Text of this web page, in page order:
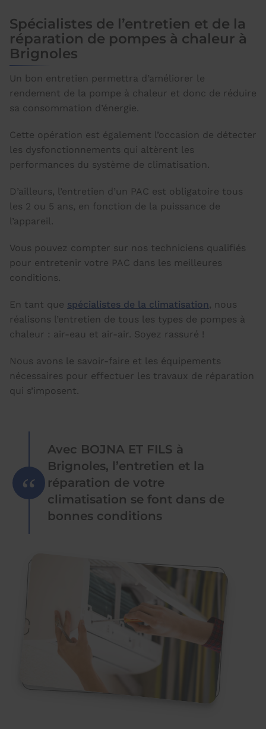
Spécialistes de l’entretien et de la
réparation de pompes à chaleur à
Brignoles
Un bon entretien permettra d’améliorer le
rendement de la pompe à chaleur et donc de réduire
sa consommation d’énergie.
Cette opération est également l’occasion de détecter
les dysfonctionnements qui altèrent les
performances du système de climatisation.
D’ailleurs, l’entretien d’un PAC est obligatoire tous
les 2 ou 5 ans, en fonction de la puissance de
l’appareil.
Vous pouvez compter sur nos techniciens qualifiés
pour entretenir votre PAC dans les meilleures
conditions.
En tant que spécialistes de la climatisation, nous
réalisons l’entretien de tous les types de pompes à
chaleur : air-eau et air-air. Soyez rassuré !
Nous avons le savoir-faire et les équipements
nécessaires pour effectuer les travaux de réparation
qui s’imposent.
Avec BOJNA ET FILS à
Brignoles, l’entretien et la
réparation de votre
climatisation se font dans de
bonnes conditions